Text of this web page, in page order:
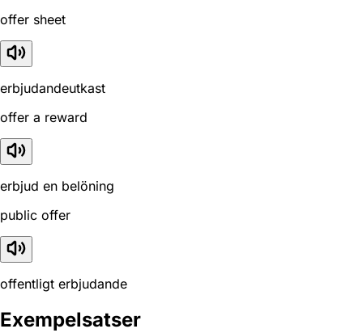
offer sheet
erbjudandeutkast
offer a reward
erbjud en belöning
public offer
offentligt erbjudande
Exempelsatser